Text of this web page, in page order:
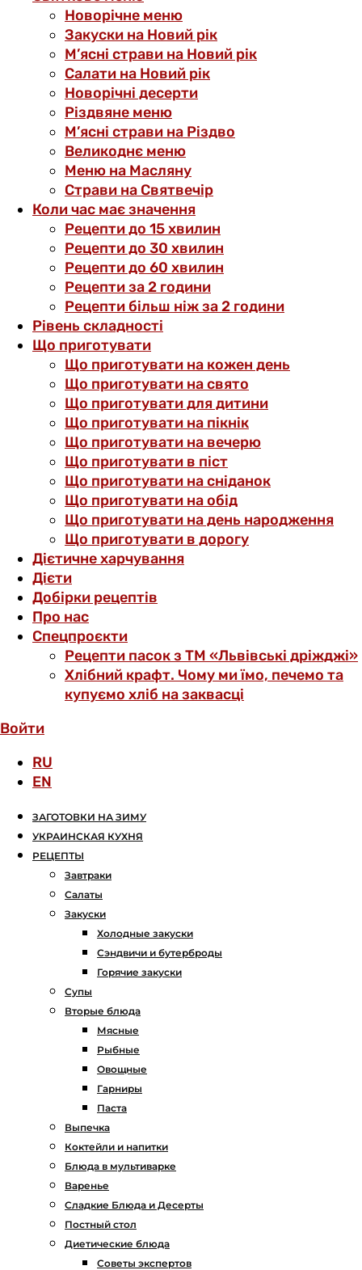
Новорічне меню
Закуски на Новий рік
М’ясні страви на Новий рік
Салати на Новий рік
Новорічні десерти
Різдвяне меню
М’ясні страви на Різдво
Великоднє меню
Меню на Масляну
Страви на Святвечір
Коли час має значення
Рецепти до 15 хвилин
Рецепти до 30 хвилин
Рецепти до 60 хвилин
Рецепти за 2 години
Рецепти більш ніж за 2 години
Рівень складності
Що приготувати
Що приготувати на кожен день
Що приготувати на свято
Що приготувати для дитини
Що приготувати на пікнік
Що приготувати на вечерю
Що приготувати в піст
Що приготувати на сніданок
Що приготувати на обід
Що приготувати на день народження
Що приготувати в дорогу
Дієтичне харчування
Дієти
Добірки рецептів
Про нас
Спецпроєкти
Рецепти пасок з ТМ «Львівські дріжджі»
Хлібний крафт. Чому ми їмо, печемо та
купуємо хліб на заквасці
Войти
RU
EN
ЗАГОТОВКИ НА ЗИМУ
УКРАИНСКАЯ КУХНЯ
РЕЦЕПТЫ
Завтраки
Салаты
Закуски
Холодные закуски
Сэндвичи и бутерброды
Горячие закуски
Супы
Вторые блюда
Мясные
Рыбные
Овощные
Гарниры
Паста
Выпечка
Коктейли и напитки
Блюда в мультиварке
Варенье
Сладкие Блюда и Десерты
Постный стол
Диетические блюда
Советы экспертов